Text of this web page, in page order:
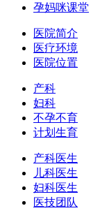
孕妈咪课堂
医院简介
医疗环境
医院位置
产科
妇科
不孕不育
计划生育
产科医生
儿科医生
妇科医生
医技团队